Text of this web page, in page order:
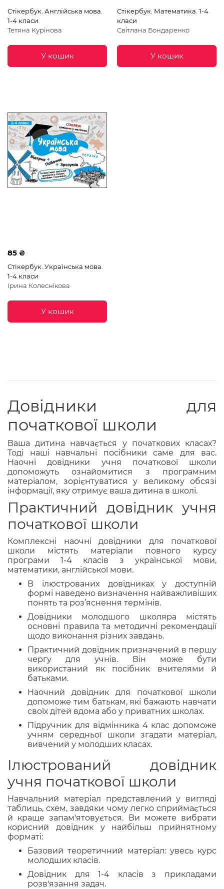
Стікербук. Англійська мова.
1-4 класи
Тетяна Курінова
У кошик
Стікербук. Математика. 1-4
класи
Світлана Бондаренко
У кошик
85 ₴
Стікербук. Українська мова.
1-4 класи
Ірина Колеснікова
У кошик
Довідники для
початкової школи
Ваша дитина навчається у початкових класах?
Тоді наші навчальні посібники саме для вас.
Наочні довідники учня початкової школи
допоможуть ознайомитися з програмним
матеріалом, зорієнтуватися у великому обсязі
інформації, яку отримує ваша дитина в школі.
Практичний довідник учня
початкової школи
Комплексні наочні довідники для початкової
школи містять матеріали повного курсу
програми 1-4 класів з української мови,
математики, англійської мови.
В ілюстрованих довідниках у доступній
формі наведено визначення найважливіших
понять та роз’яснення термінів.
Довідники молодшого школяра містять
основні правила та методичні рекомендації
щодо виконання різних завдань.
Практичний довідник призначений в першу
чергу для учнів. Він може бути
використаний як посібник вчителями й
батьками.
Наочний довідник для початкової школи
допоможе тим батькам, які бажають навчати
своїх дітей вдома або у приватних школах.
Підручник для відмінника 4 клас допоможе
учням середньої школи згадати матеріал,
вивчений у молодших класах.
Ілюстрований довідник
учня початкової школи
Навчальний матеріал представлений у вигляді
таблиць, схем, завдяки чому легко сприймається
й краще запам'ятовується. Ви можете вибрати
корисний довідник у найбільш прийнятному
форматі:
Базовий теоретичний матеріал: увесь курс
молодших класів.
Довідник для 1-4 класів з прикладами
розв'язання задач.